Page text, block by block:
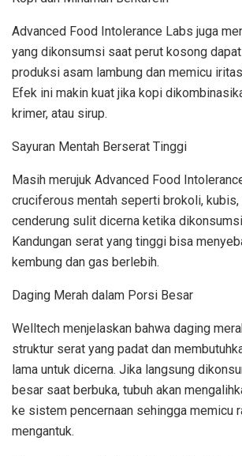
Advanced Food Intolerance Labs juga
yang dikonsumsi saat perut kosong
produksi asam lambung dan memicu
Efek ini makin kuat jika kopi
krimer, atau sirup.
Sayuran Mentah Berserat Tinggi
Masih merujuk Advanced Food
cruciferous mentah seperti brokoli, kubis,
cenderung sulit dicerna ketika
Kandungan serat yang tinggi bisa
kembung dan gas berlebih.
Daging Merah dalam Porsi Besar
Welltech menjelaskan bahwa daging
struktur serat yang padat dan
lama untuk dicerna. Jika langsung
besar saat berbuka, tubuh akan
ke sistem pencernaan sehingga memicu
mengantuk.